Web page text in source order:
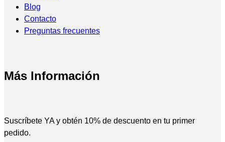
Blog
Contacto
Preguntas frecuentes
Más Información
Suscríbete YA y obtén 10% de descuento en tu primer
pedido.